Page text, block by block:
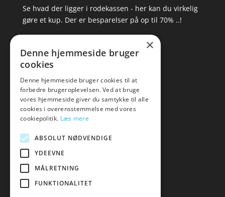
Se hvad der ligger i rodekassen - her kan du virkelig
gøre et kup. Der er besparelser på op til 70% ..!
Tlf: 7876 8672
Mail: hej@amare.dk
×
Denne hjemmeside bruger
cookies
Denne hjemmeside bruger cookies til at
forbedre brugeroplevelsen. Ved at bruge
vores hjemmeside giver du samtykke til alle
cookies i overensstemmelse med vores
cookiepolitik. Læs mere
ABSOLUT NØDVENDIGE
YDEEVNE
MÅLRETNING
FUNKTIONALITET